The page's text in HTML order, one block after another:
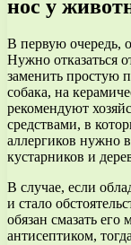
нос у
В первую очередь,
Нужно отказаться
заменить простую
собака, на
рекомендуют
средствами, в
аллергиков нужно
кустарников и
В случае, если
и стало
обязан смазать его
антисептиком,